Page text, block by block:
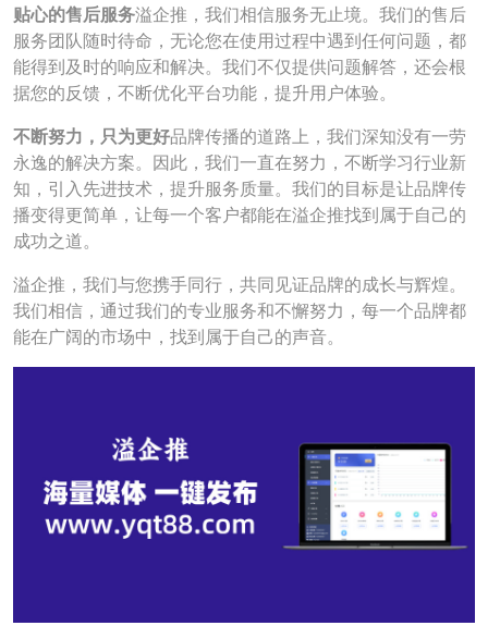
贴心的售后服务溢企推，我们相信服务无止境。我们的售后
服务团队随时待命，无论您在使用过程中遇到任何问题，都
能得到及时的响应和解决。我们不仅提供问题解答，还会根
据您的反馈，不断优化平台功能，提升用户体验。
不断努力，只为更好品牌传播的道路上，我们深知没有一劳
永逸的解决方案。因此，我们一直在努力，不断学习行业新
知，引入先进技术，提升服务质量。我们的目标是让品牌传
播变得更简单，让每一个客户都能在溢企推找到属于自己的
成功之道。
溢企推，我们与您携手同行，共同见证品牌的成长与辉煌。
我们相信，通过我们的专业服务和不懈努力，每一个品牌都
能在广阔的市场中，找到属于自己的声音。